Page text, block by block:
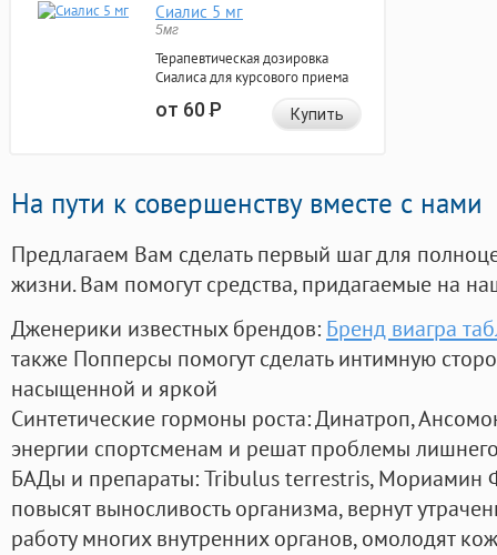
Сиалис 5 мг
5мг
Терапевтическая дозировка
Сиалиса для курсового приема
от 60Р Купить
На пути к совершенству вместе с нами
Предлагаем Вам сделать первый шаг для
жизни. Вам помогут средства, придагаемые на
Дженерики известных брендов: Бренд виагра
также Попперсы помогут сделать интимную
насыщенной и яркой
Синтетические гормоны роста: Динатроп,
энергии спортсменам и решат проблемы
БАДы и препараты:Tribulus terrestris, Мориамин
повысят выносливость организма, вернут
работу многих внутренних органов, омолодят